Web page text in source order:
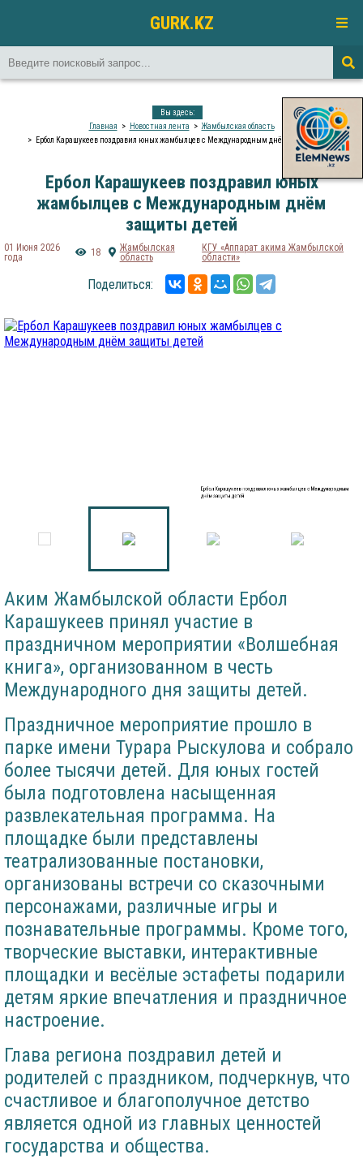
GURK.KZ
Вы здесь:
Главная
Новостная лента
Жамбылская область
Ербол Карашукеев поздравил юных жамбылцев с Международным днём защиты детей
Ербол Карашукеев поздравил юных
жамбылцев с Международным днём
защиты детей
01 Июня 2026
года
18
Жамбылская
область
КГУ «Аппарат акима Жамбылской
области»
Поделиться:
Ербол Карашукеев поздравил юных жамбылцев с Международным
днём защиты детей
Аким Жамбылской области Ербол
Карашукеев принял участие в
праздничном мероприятии «Волшебная
книга», организованном в честь
Международного дня защиты детей.
Праздничное мероприятие прошло в
парке имени Турара Рыскулова и собрало
более тысячи детей. Для юных гостей
была подготовлена насыщенная
развлекательная программа. На
площадке были представлены
театрализованные постановки,
организованы встречи со сказочными
персонажами, различные игры и
познавательные программы. Кроме того,
творческие выставки, интерактивные
площадки и весёлые эстафеты подарили
детям яркие впечатления и праздничное
настроение.
Глава региона поздравил детей и
родителей с праздником, подчеркнув, что
счастливое и благополучное детство
является одной из главных ценностей
государства и общества.